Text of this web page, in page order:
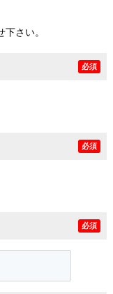
さい。
必須
必須
必須